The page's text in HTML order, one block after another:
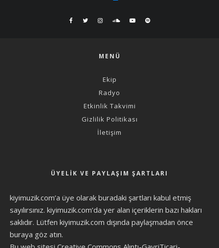
MENÜ
Ekip
Radyo
Etkinlik Takvimi
Gizlilik Politikası
İletişim
ÜYELIK VE PAYLAŞIM ŞARTLARI
kiyimuzik.com’a üye olarak buradaki şartları kabul etmiş
sayılırsınız. kiyimuzik.com’da yer alan içeriklerin bazı hakları
saklıdır. Lütfen kiyimuzik.com dışında paylaşmadan önce
buraya göz atın.